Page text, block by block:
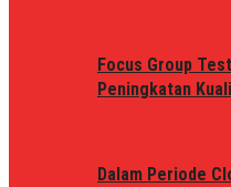
Focus Group
Peningkatan
Dalam Periode